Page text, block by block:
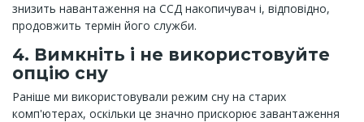
знизить навантаження на ССД накопичувач і, відповідно,
продовжить термін його служби.
4. Вимкніть і не використовуйте
опцію сну
Раніше ми використовували режим сну на старих
комп'ютерах, оскільки це значно прискорює завантаження